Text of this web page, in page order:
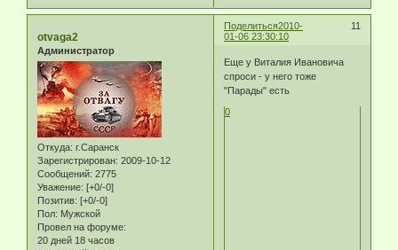
Поделиться 11
2010-
01-06 23:30:10
otvaga2
Администратор
Откуда: г.Саранск
Зарегистрирован: 2009-10-12
Сообщений: 2775
Уважение: [+0/-0]
Позитив: [+0/-0]
Пол: Мужской
Провел на форуме:
20 дней 18 часов
Еще у Виталия Ивановича
спроси - у него тоже
"Парады" есть
0